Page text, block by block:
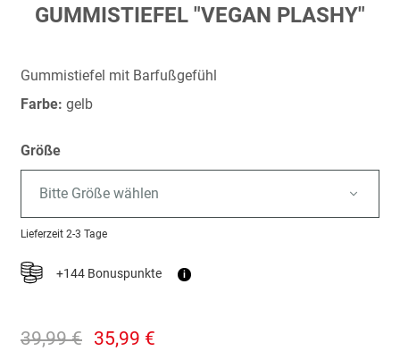
Zum
Anfang
springen
GUMMISTIEFEL "VEGAN PLASHY"
Gummistiefel mit Barfußgefühl
Farbe: gelb
Größe
Bitte Größe wählen
Lieferzeit 2-3 Tage
+144 Bonuspunkte i
39,99 € 35,99 €